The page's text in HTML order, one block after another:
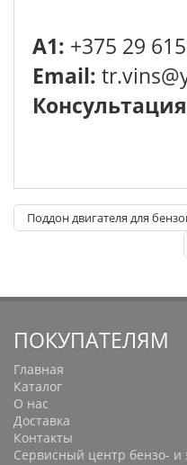
A1: +375 29
Email:
Поддон двигателя для
ПОКУПАТЕЛЯМ
Главная
Каталог
О нас
Доставка
Контакты
Сервисный центр бензо- и